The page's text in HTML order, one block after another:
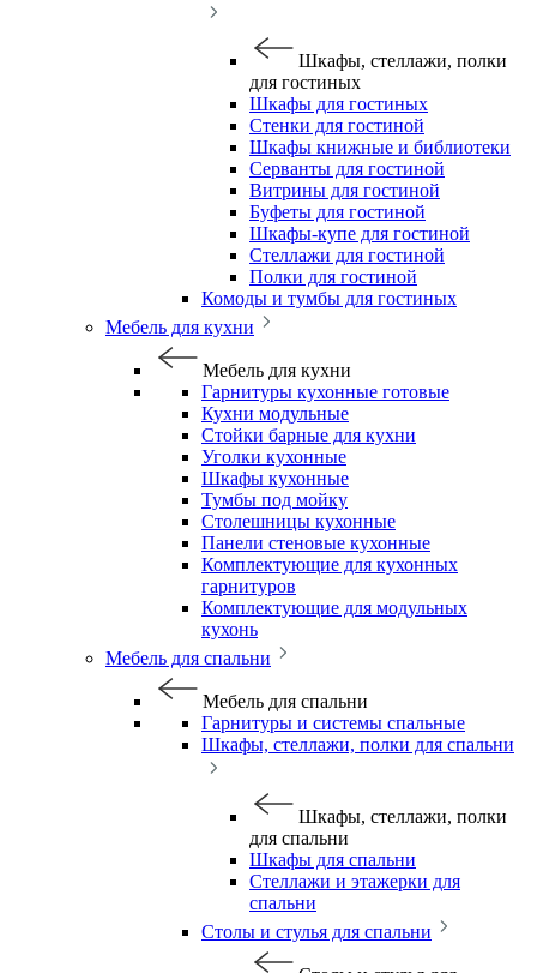
Шкафы, стеллажи, полки
для гостиных
Шкафы для гостиных
Стенки для гостиной
Шкафы книжные и библиотеки
Серванты для гостиной
Витрины для гостиной
Буфеты для гостиной
Шкафы-купе для гостиной
Стеллажи для гостиной
Полки для гостиной
Комоды и тумбы для гостиных
Мебель для кухни
Мебель для кухни
Гарнитуры кухонные готовые
Кухни модульные
Стойки барные для кухни
Уголки кухонные
Шкафы кухонные
Тумбы под мойку
Столешницы кухонные
Панели стеновые кухонные
Комплектующие для кухонных
гарнитуров
Комплектующие для модульных
кухонь
Мебель для спальни
Мебель для спальни
Гарнитуры и системы спальные
Шкафы, стеллажи, полки для спальни
Шкафы, стеллажи, полки
для спальни
Шкафы для спальни
Стеллажи и этажерки для
спальни
Столы и стулья для спальни